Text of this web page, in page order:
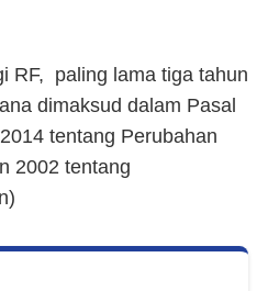
RF, paling lama tiga tahun
dimaksud dalam Pasal
tentang Perubahan
2002 tentang
)